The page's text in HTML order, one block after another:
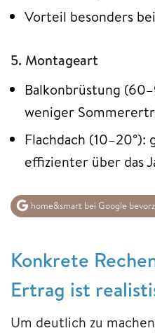
Vorteil besonders
5. Montageart
Balkonbrüstung
weniger
Flachdach
effizienter über das
home&smart bei Google
Konkrete
Ertrag ist
Um deutlich zu